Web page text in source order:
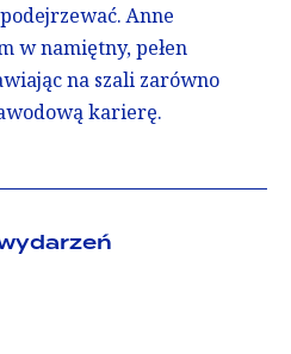
Anne
w namiętny, pełen
na szali zarówno
karierę.